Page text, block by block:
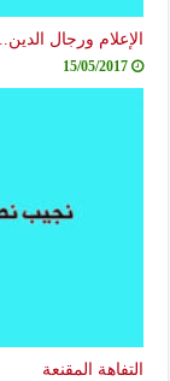
الإعلام ورجال
15/05/2017
التفاهة المقنعة